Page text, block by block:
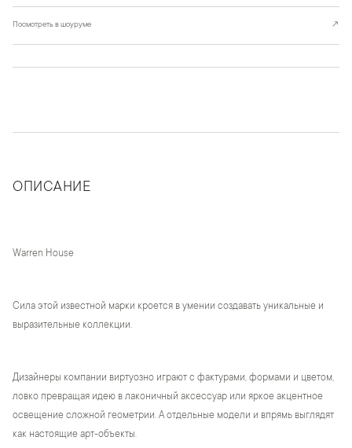
Посмотреть в шоуруме ↗
ОПИСАНИЕ
Warren House
Сила этой известной марки кроется в умении создавать уникальные и
выразительные коллекции.
Дизайнеры компании виртуозно играют с фактурами, формами и цветом,
ловко превращая идею в лаконичный аксессуар или яркое акцентное
освещение сложной геометрии. А отдельные модели и впрямь выглядят
как настоящие арт-объекты.